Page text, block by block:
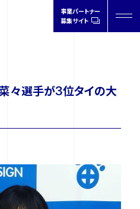
事業パートナー
募集サイト
々選手が3位タイの大